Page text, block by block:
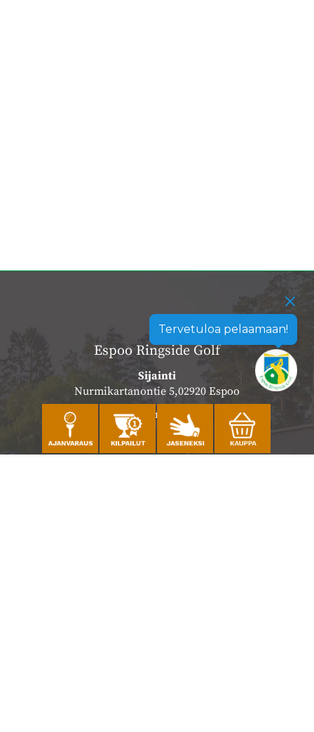
Tervetuloa pelaamaan!
Espoo Ringside Golf
Sijainti
Nurmikartanontie 5,02920 Espoo
Katso sijainti kartalla